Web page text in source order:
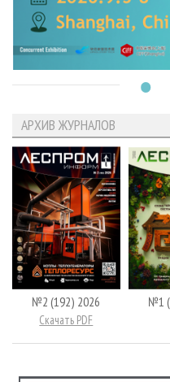
АРХИВ ЖУРНАЛОВ
№2 (192) 2026
Скачать PDF
№1